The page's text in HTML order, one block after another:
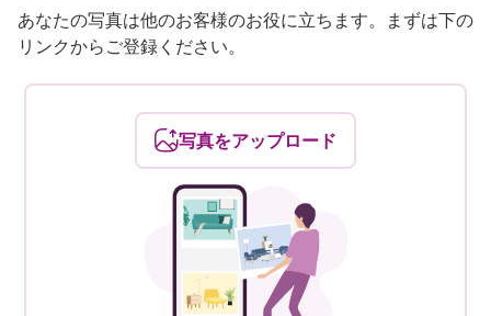
あなたの写真は他のお客様のお役に立ちます。まずは下の
リンクからご登録ください。
写真をアップロード